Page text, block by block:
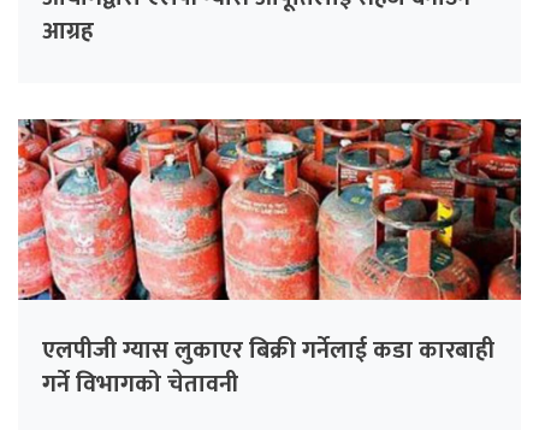
आग्रह
एलपीजी ग्यास लुकाएर बिक्री गर्नेलाई कडा कारबाही
गर्ने विभागको चेतावनी